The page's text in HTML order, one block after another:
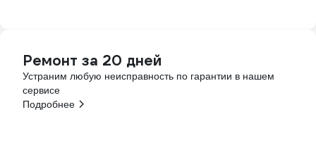
Ремонт за 20 дней
Устраним любую неисправность по гарантии в нашем
сервисе
Подробнее